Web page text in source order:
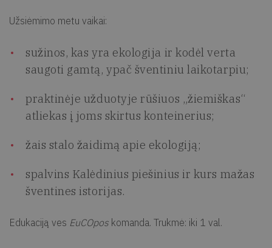
Užsiėmimo metu vaikai:
sužinos, kas yra ekologija ir kodėl verta
saugoti gamtą, ypač šventiniu laikotarpiu;
praktinėje užduotyje rūšiuos „žiemiškas“
atliekas į joms skirtus konteinerius;
žais stalo žaidimą apie ekologiją;
spalvins Kalėdinius piešinius ir kurs mažas
šventines istorijas.
Edukaciją ves EuCOpos komanda. Trukmė: iki 1 val.